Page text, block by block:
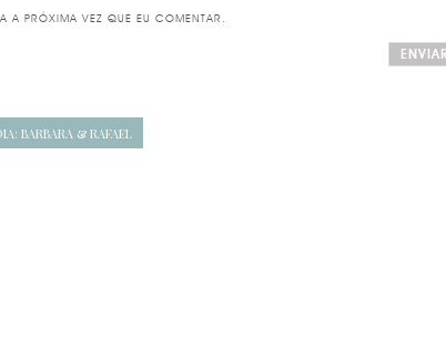
A PRÓXIMA VEZ QUE EU COMENTAR.
BARBARA & RAFAEL